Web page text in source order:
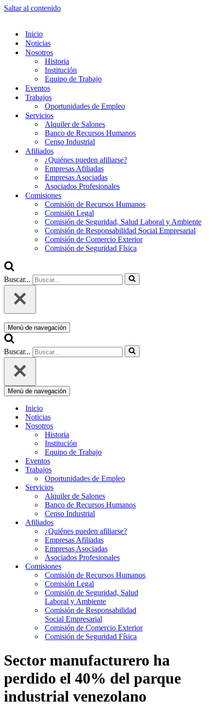
Saltar al contenido
Inicio
Noticias
Nosotros
Historia
Institución
Equipo de Trabajo
Eventos
Trabajos
Oportunidades de Empleo
Servicios
Alquiler de Salones
Banco de Recursos Humanos
Censo Industrial
Afiliados
¿Quiénes pueden afiliarse?
Empresas Afiliadas
Empresas Asociadas
Asociados Profesionales
Comisiones
Comisión de Recursos Humanos
Comisión Legal
Comisión de Seguridad, Salud Laboral y Ambiente
Comisión de Responsabilidad Social Empresarial
Comisión de Comercio Exterior
Comisión de Seguridad Física
Buscar...
Menú de navegación
Buscar...
Menú de navegación
Inicio
Noticias
Nosotros
Historia
Institución
Equipo de Trabajo
Eventos
Trabajos
Oportunidades de Empleo
Servicios
Alquiler de Salones
Banco de Recursos Humanos
Censo Industrial
Afiliados
¿Quiénes pueden afiliarse?
Empresas Afiliadas
Empresas Asociadas
Asociados Profesionales
Comisiones
Comisión de Recursos Humanos
Comisión Legal
Comisión de Seguridad, Salud
Laboral y Ambiente
Comisión de Responsabilidad
Social Empresarial
Comisión de Comercio Exterior
Comisión de Seguridad Física
Sector manufacturero ha
perdido el 40% del parque
industrial venezolano